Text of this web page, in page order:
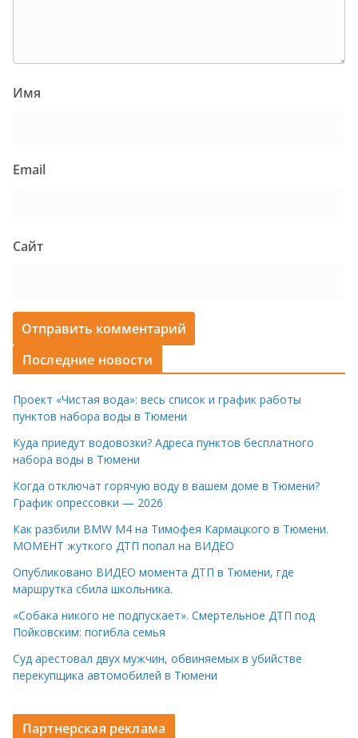
Имя
Email
Сайт
Последние новости
Проект «Чистая вода»: весь список и график работы
пунктов набора воды в Тюмени
Куда приедут водовозки? Адреса пунктов бесплатного
набора воды в Тюмени
Когда отключат горячую воду в вашем доме в Тюмени?
График опрессовки — 2026
Как разбили BMW M4 на Тимофея Кармацкого в Тюмени.
МОМЕНТ жуткого ДТП попал на ВИДЕО
Опубликовано ВИДЕО момента ДТП в Тюмени, где
маршрутка сбила школьника.
«Собака никого не подпускает». Смертельное ДТП под
Пойковским: погибла семья
Суд арестовал двух мужчин, обвиняемых в убийстве
перекупщика автомобилей в Тюмени
Партнерская реклама